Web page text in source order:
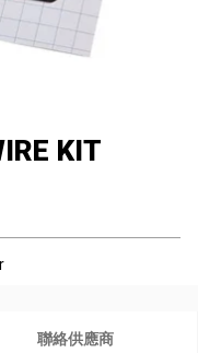
KIT
聯絡供應商